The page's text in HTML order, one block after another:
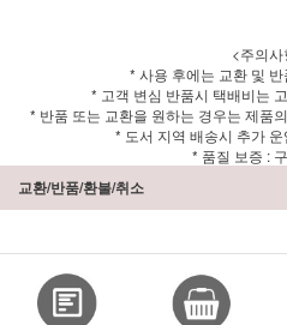
<주의사
* 사용 후에는 교환 및
* 고객 변심 반품시 택배비는
* 반품 또는 교환을 원하는 경우는 제품
* 도서 지역 배송시 추가
* 품질 보증 :
교환/반품/환불/취소